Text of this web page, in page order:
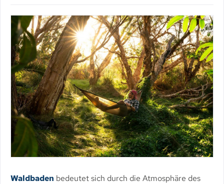
Waldbaden bedeutet sich durch die Atmosphäre des